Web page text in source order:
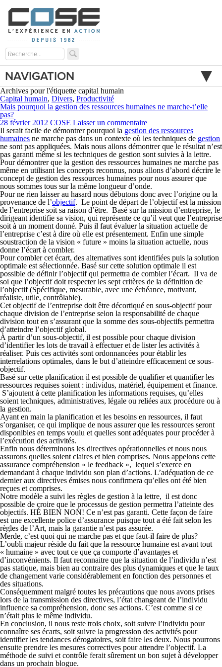
NAVIGATION
Archives pour l'étiquette capital humain
Capital humain, Divers, Productivité
Mais pourquoi la gestion des ressources humaines ne marche-t’elle
pas?
28 février 2012 COSE Laisser un commentaire
Il serait facile de démontrer pourquoi la gestion des ressources
humaines ne marche pas dans un contexte où les techniques de gestion
ne sont pas appliquées. Mais nous allons démontrer que le résultat n’est
pas garanti même si les techniques de gestion sont suivies à la lettre.
Pour démontrer que la gestion des ressources humaines ne marche pas
même en utilisant les concepts reconnus, nous allons d’abord décrire le
concept de gestion des ressources humaines pour nous assurer que
nous sommes tous sur la même longueur d’onde.
Pour ne rien laisser au hasard nous débutons donc avec l’origine ou la
provenance de l’objectif. Le point de départ de l’objectif est la mission
de l’entreprise soit sa raison d’être. Basé sur la mission d’entreprise, le
dirigeant identifie sa vision, qui représente ce qu’il veut que l’entreprise
soit à un moment donné. Puis il faut évaluer la situation actuelle de
l’entreprise c’est à dire où elle est présentement. Enfin une simple
soustraction de la vision « future » moins la situation actuelle, nous
donne l’écart à combler.
Pour combler cet écart, des alternatives sont identifiées puis la solution
optimale est sélectionnée. Basé sur cette solution optimale il est
possible de définir l’objectif qui permettra de combler l’écart. Il va de
soi que l’objectif doit respecter les sept critères de la définition de
l’objectif (Spécifique, mesurable, avec une échéance, motivant,
réaliste, utile, contrôlable).
Cet objectif de l’entreprise doit être décortiqué en sous-objectif pour
chaque division de l’entreprise selon la responsabilité de chaque
division tout en s’assurant que la somme des sous-objectifs permettra
d’atteindre l’objectif global.
À partir d’un sous-objectif, il est possible pour chaque division
d’identifier les lots de travail à effectuer et de lister les activités à
réaliser. Puis ces activités sont ordonnancées pour établir les
interrelations optimales, dans le but d’atteindre efficacement ce sous-
objectif.
Basé sur cette planification il est possible de qualifier et quantifier les
ressources requises soient : individus, matériel, équipement et finance.
S’ajoutent à cette planification les informations requises, qu’elles
soient techniques, administratives, légale ou reliées aux procédure ou à
la gestion.
Ayant en main la planification et les besoins en ressources, il faut
s’organiser, ce qui implique de nous assurer que les ressources seront
disponibles en temps voulu et quelles sont adéquates pour procéder à
l’exécution des activités.
Enfin nous déterminons les directives opérationnelles et nous nous
assurons quelles soient claires et bien comprises. Nous appelons cette
assurance compréhension « le feedback », lequel s’exerce en
demandant à chaque individu son plan d’actions. L’adéquation de ce
dernier aux directives émises nous confirmera qu’elles ont été bien
reçues et comprises.
Notre modèle a suivi les règles de gestion à la lettre, il est donc
possible de croire que le processus de gestion permettra l’atteinte des
objectifs. HÉ BIEN NON! Ce n’est pas garanti. Cette façon de faire
est une excellente police d’assurance puisque tout a été fait selon les
règles de l’Art, mais la garantie n’est pas assurée.
Merde, c’est quoi qui ne marche pas et que faut-il faire de plus?
L’oubli majeur réside du fait que la ressource humaine est avant tout
« humaine » avec tout ce que ça comporte d’avantages et
d’inconvénients. Il faut reconnaitre que la situation de l’individu n’est
pas statique, mais bien au contraire des plus dynamiques et que le taux
de changement varie considérablement en fonction des personnes et
des situations.
Conséquemment malgré toutes les précautions que nous avons prises
lors de la transmission des directives, l’état changeant de l’individu
influence sa compréhension, donc ses actions. C’est comme si ce
n’était plus le même individu.
En conclusion, il nous reste trois choix, soit suivre l’individu pour
connaître ses écarts, soit suivre la progression des activités pour
identifier les tendances dérogatoires, soit faire les deux. Nous pourrons
ensuite prendre les mesures correctives pour attendre l’objectif. La
méthode de suivi et contrôle ferait sûrement un bon sujet à développer
dans un prochain blogue.